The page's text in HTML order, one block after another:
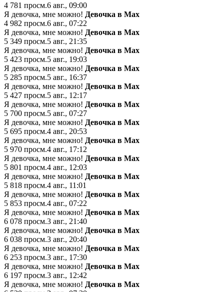
4 781 просм.6 авг., 09:00
Я девочка, мне можно! Девочка в Мах
4 982 просм.6 авг., 07:22
Я девочка, мне можно! Девочка в Мах
5 349 просм.5 авг., 21:35
Я девочка, мне можно! Девочка в Мах
5 423 просм.5 авг., 19:03
Я девочка, мне можно! Девочка в Мах
5 285 просм.5 авг., 16:37
Я девочка, мне можно! Девочка в Мах
5 427 просм.5 авг., 12:17
Я девочка, мне можно! Девочка в Мах
5 700 просм.5 авг., 07:27
Я девочка, мне можно! Девочка в Мах
5 695 просм.4 авг., 20:53
Я девочка, мне можно! Девочка в Мах
5 970 просм.4 авг., 17:12
Я девочка, мне можно! Девочка в Мах
5 801 просм.4 авг., 12:03
Я девочка, мне можно! Девочка в Мах
5 818 просм.4 авг., 11:01
Я девочка, мне можно! Девочка в Мах
5 853 просм.4 авг., 07:22
Я девочка, мне можно! Девочка в Мах
6 078 просм.3 авг., 21:40
Я девочка, мне можно! Девочка в Мах
6 038 просм.3 авг., 20:40
Я девочка, мне можно! Девочка в Мах
6 253 просм.3 авг., 17:30
Я девочка, мне можно! Девочка в Мах
6 197 просм.3 авг., 12:42
Я девочка, мне можно! Девочка в Мах